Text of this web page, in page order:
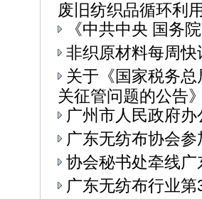
废旧纺织品循环利
《中共中央 国务
非织原材料每周快
关于《国家税务
关征管问题的公告
广州市人民政府
广东无纺布协会参
协会秘书处牵线
广东无纺布行业